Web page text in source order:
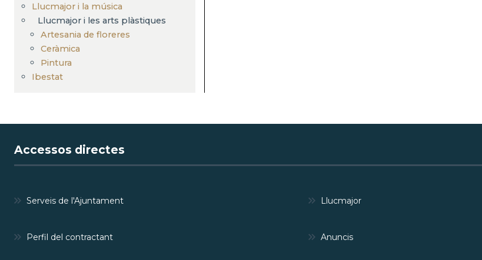
Llucmajor i la música
Llucmajor i les arts plàstiques
Artesania de floreres
Ceràmica
Pintura
Ibestat
Accessos directes
Serveis de l'Ajuntament Llucmajor
Perfil del contractant Anuncis